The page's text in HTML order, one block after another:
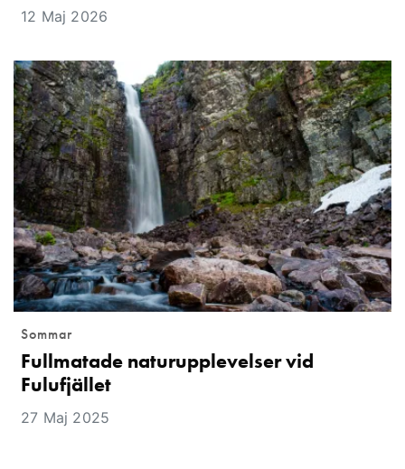
12 Maj 2026
Sommar
Fullmatade naturupplevelser vid
Fulufjället
27 Maj 2025